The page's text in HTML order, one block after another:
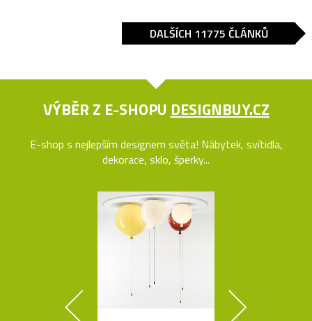
DALŠÍCH 11775 ČLÁNKŮ
VÝBĚR Z E-SHOPU DESIGNBUY.CZ
E-shop s nejlepším designem světa! Nábytek, svítidla,
dekorace, sklo, šperky...